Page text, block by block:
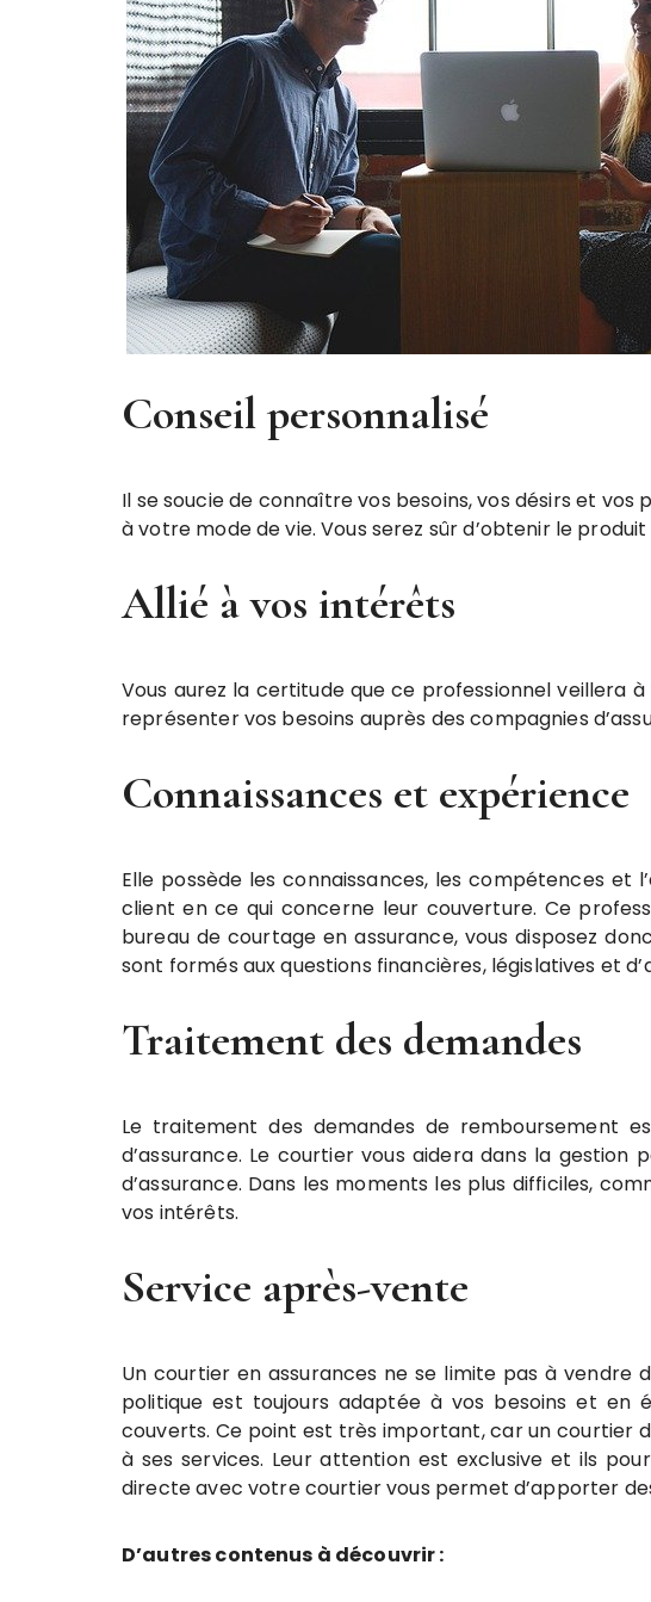
Conseil personnalisé
Il se soucie de connaître vos besoins, vos désirs et
à votre mode de vie. Vous serez sûr d’obtenir le
Allié à vos intérêts
Vous aurez la certitude que ce professionnel veillera
représenter vos besoins auprès des compagnies
Connaissances et expérience
Elle possède les connaissances, les compétences
client en ce qui concerne leur couverture. Ce
bureau de courtage en assurance, vous disposez
sont formés aux questions financières, législatives et
Traitement des demandes
Le traitement des demandes de remboursement
d’assurance. Le courtier vous aidera dans la
d’assurance. Dans les moments les plus difficiles,
vos intérêts.
Service après-vente
Un courtier en assurances ne se limite pas à vendre
politique est toujours adaptée à vos besoins et en
couverts. Ce point est très important, car un courtier
à ses services. Leur attention est exclusive et ils
directe avec votre courtier vous permet d’apporter
D’autres contenus à découvrir :